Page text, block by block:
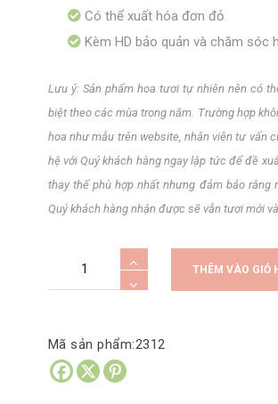
Có thể xuất hóa đơn đỏ
Kèm HD bảo quản và chăm sóc
Lưu ý: Sản phẩm hoa tươi tự nhiên nên có
biệt theo các mùa trong năm. Trường hợp
hoa như mẫu trên website, nhân viên tư vấn
hệ với Quý khách hàng ngay lập tức để đề
thay thế phù hợp nhất nhưng đảm bảo rằng
Quý khách hàng nhận được sẽ vẫn tươi mới
công
THÊM VÀO GIỎ
Mã sản phẩm:2312